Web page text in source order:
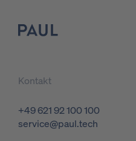
Logo
Kontakt
+49 621 92 100 100
service@paul.tech